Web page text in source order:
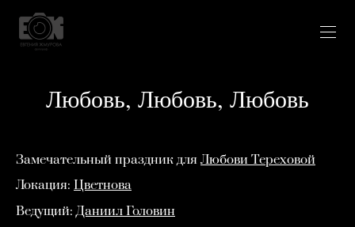
Любовь, Любовь, Любовь
Замечательный праздник для Любови Тереховой
Локация: Цветнова
Ведущий:Даниил Головин